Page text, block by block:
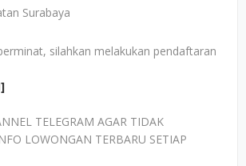
Surabaya
silahkan melakukan pendaftaran
TELEGRAM AGAR TIDAK
LOWONGAN TERBARU SETIAP